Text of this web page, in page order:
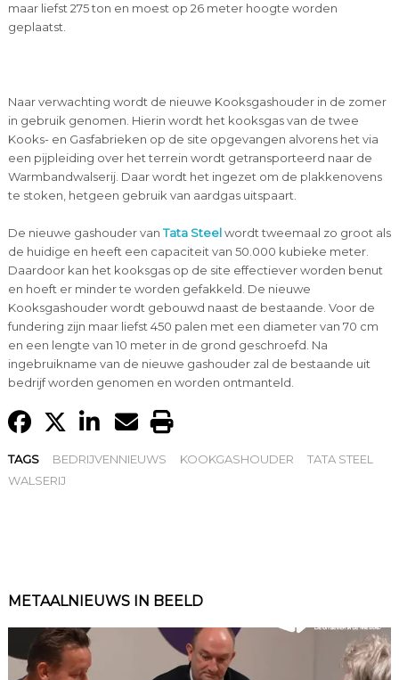
maar liefst 275 ton en moest op 26 meter hoogte worden
geplaatst.
Naar verwachting wordt de nieuwe Kooksgashouder in de zomer
in gebruik genomen. Hierin wordt het kooksgas van de twee
Kooks- en Gasfabrieken op de site opgevangen alvorens het via
een pijpleiding over het terrein wordt getransporteerd naar de
Warmbandwalserij. Daar wordt het ingezet om de plakkenovens
te stoken, hetgeen gebruik van aardgas uitspaart.
De nieuwe gashouder vanTata Steelwordt tweemaal zo groot als
de huidige en heeft een capaciteit van 50.000 kubieke meter.
Daardoor kan het kooksgas op de site effectiever worden benut
en hoeft er minder te worden gefakkeld. De nieuwe
Kooksgashouder wordt gebouwd naast de bestaande. Voor de
fundering zijn maar liefst 450 palen met een diameter van 70 cm
en een lengte van 10 meter in de grond geschroefd. Na
ingebruikname van de nieuwe gashouder zal de bestaande uit
bedrijf worden genomen en worden ontmanteld.
TAGS BEDRIJVENNIEUWS KOOKGASHOUDER
TATA STEEL
WALSERIJ
METAALNIEUWS IN BEELD